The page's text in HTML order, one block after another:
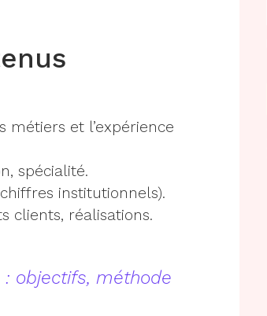
et l’expérience
spécialité.
institutionnels).
clients, réalisations.
: objectifs, méthode